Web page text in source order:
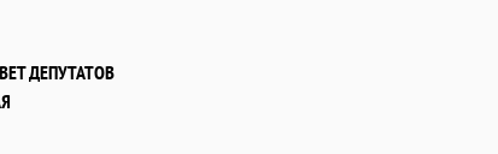
ДЕПУТАТОВ